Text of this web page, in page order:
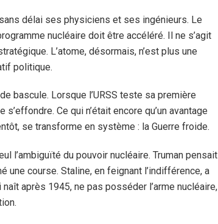
délai ses physiciens et ses ingénieurs. Le
nucléaire doit être accéléré. Il ne s’agit
L’atome, désormais, n’est plus une
politique.
bascule. Lorsque l’URSS teste sa première
Ce qui n’était encore qu’un avantage
se transforme en système : la Guerre froide.
l’ambiguïté du pouvoir nucléaire. Truman pensait
une course. Staline, en feignant l’indifférence, a
après 1945, ne pas posséder l’arme nucléaire,